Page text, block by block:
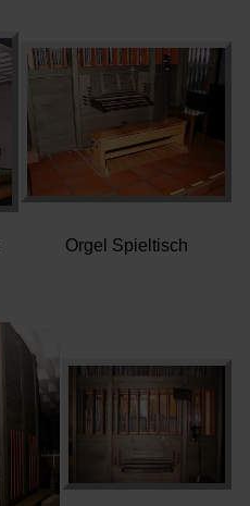
Orgel Spieltisch